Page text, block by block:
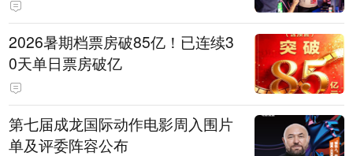
2026暑期档票房破85亿！已连续3
0天单日票房破亿
第七届成龙国际动作电影周入围片
单及评委阵容公布